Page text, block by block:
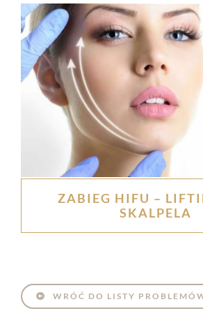
ZABIEG HIFU –
SKALPELA
WRÓĆ DO LISTY